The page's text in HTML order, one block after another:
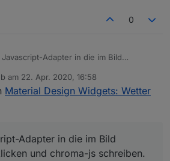
0
Javascript-Adapter in die im Bild
am 22. Apr. 2020, 16:58
editiert von
Material Design Widgets: Wetter
Adapter in die im Bild
und chroma-js schreiben.